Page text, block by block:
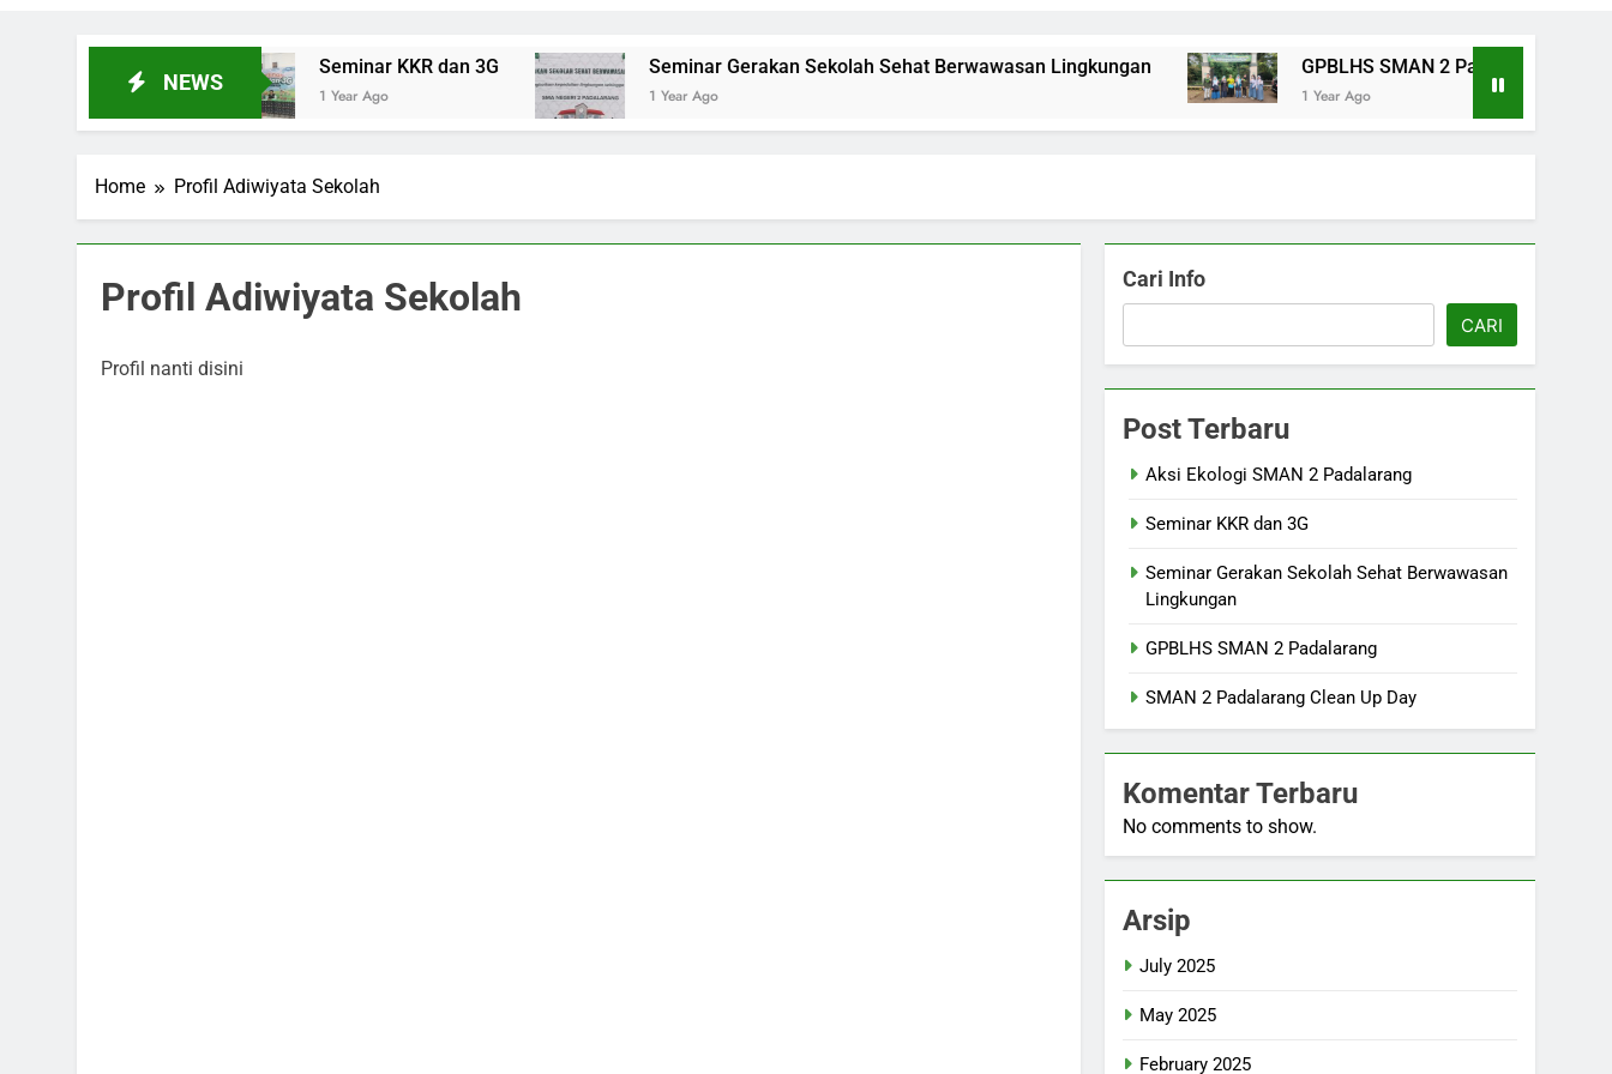
NEWS
Seminar KKR dan 3G
1 Year Ago
Seminar Gerakan Sekolah Sehat Berwawasan Lingkungan
1 Year Ago
GPBLHS SMAN 2 Padalarang
1 Year Ago
Home Profil Adiwiyata Sekolah
Profil Adiwiyata Sekolah
Profil nanti disini
Cari Info
CARI
Post Terbaru
Aksi Ekologi SMAN 2 Padalarang
Seminar KKR dan 3G
Seminar Gerakan Sekolah Sehat Berwawasan
Lingkungan
GPBLHS SMAN 2 Padalarang
SMAN 2 Padalarang Clean Up Day
Komentar Terbaru
No comments to show.
Arsip
July 2025
May 2025
February 2025